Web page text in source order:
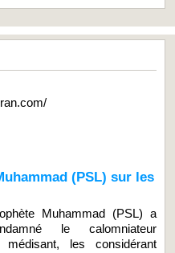
(PSL) sur les
Muhammad (PSL) a
le calomniateur
les considérant